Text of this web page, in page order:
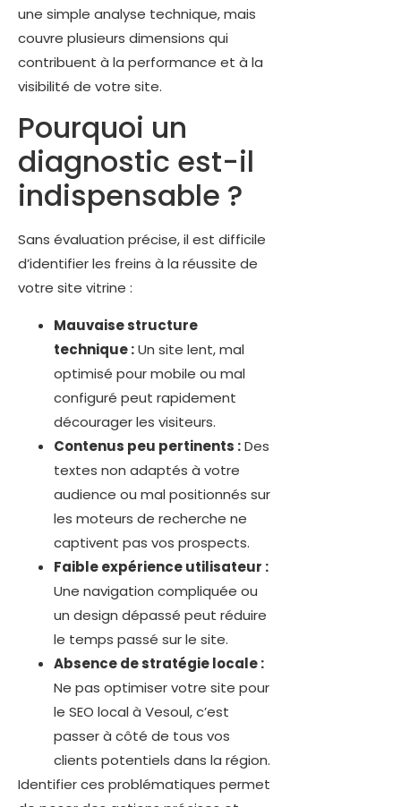
une simple analyse technique, mais
couvre plusieurs dimensions qui
contribuent à la performance et à la
visibilité de votre site.
Pourquoi un
diagnostic est-il
indispensable ?
Sans évaluation précise, il est difficile
d’identifier les freins à la réussite de
votre site vitrine :
Mauvaise structure
technique :Un site lent, mal
optimisé pour mobile ou mal
configuré peut rapidement
décourager les visiteurs.
Contenus peu pertinents :Des
textes non adaptés à votre
audience ou mal positionnés sur
les moteurs de recherche ne
captivent pas vos prospects.
Faible expérience utilisateur :
Une navigation compliquée ou
un design dépassé peut réduire
le temps passé sur le site.
Absence de stratégie locale :
Ne pas optimiser votre site pour
le SEO local à Vesoul, c’est
passer à côté de tous vos
clients potentiels dans la région.
Identifier ces problématiques permet